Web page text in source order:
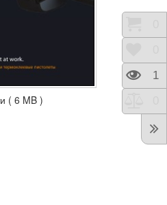
( 6 MB )
1